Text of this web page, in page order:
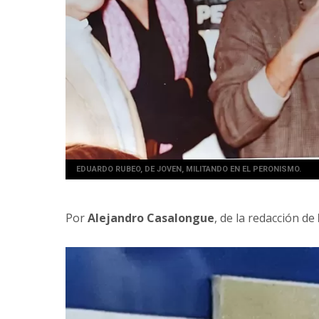
EDUARDO RUBEO, DE JOVEN, MILITANDO EN EL PERONISMO.
PorAlejandro Casalongue, de la redacción de